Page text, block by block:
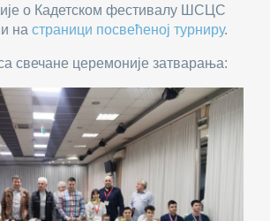
о Кадетском фестивалу ШСЦС
на страници посвећеној турниру.
свечане церемоније затварања: